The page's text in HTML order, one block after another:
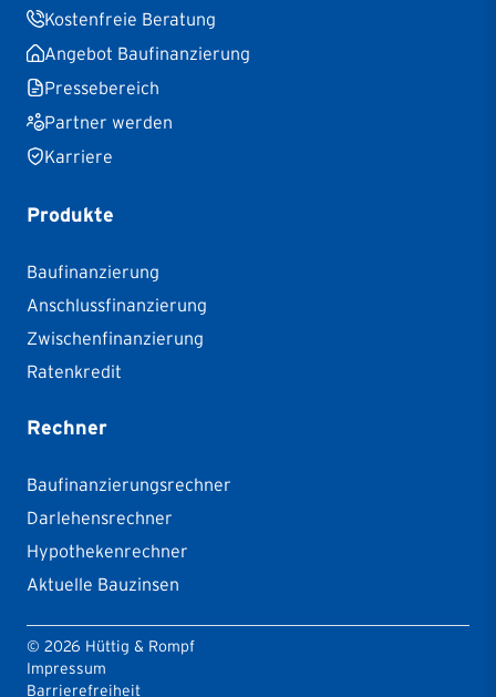
Kostenfreie Beratung
Angebot Baufinanzierung
Pressebereich
Partner werden
Karriere
Produkte
Baufinanzierung
Anschlussfinanzierung
Zwischenfinanzierung
Ratenkredit
Rechner
Baufinanzierungsrechner
Darlehensrechner
Hypothekenrechner
Aktuelle Bauzinsen
© 2026 Hüttig & Rompf
Impressum
Barrierefreiheit